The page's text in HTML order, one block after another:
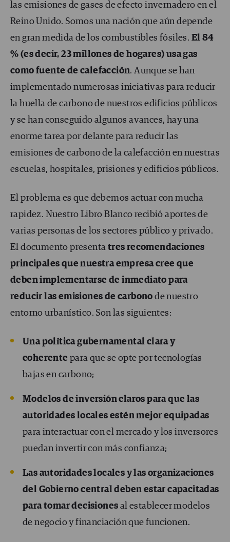
las emisiones de gases de efecto invernadero en el
Reino Unido. Somos una nación que aún depende
en gran medida de los combustibles fósiles. El 84
% (es decir, 23 millones de hogares) usa gas
como fuente de calefacción. Aunque se han
implementado numerosas iniciativas para reducir
la huella de carbono de nuestros edificios públicos
y se han conseguido algunos avances, hay una
enorme tarea por delante para reducir las
emisiones de carbono de la calefacción en nuestras
escuelas, hospitales, prisiones y edificios públicos.
El problema es que debemos actuar con mucha
rapidez. Nuestro Libro Blanco recibió aportes de
varias personas de los sectores público y privado.
El documento presenta tres recomendaciones
principales que nuestra empresa cree que
deben implementarse de inmediato para
reducir las emisiones de carbono de nuestro
entorno urbanístico. Son las siguientes:
Una política gubernamental clara y
coherente para que se opte por tecnologías
bajas en carbono;
Modelos de inversión claros para que las
autoridades locales estén mejor equipadas
para interactuar con el mercado y los inversores
puedan invertir con más confianza;
Las autoridades locales y las organizaciones
del Gobierno central deben estar capacitadas
para tomar decisiones al establecer modelos
de negocio y financiación que funcionen.